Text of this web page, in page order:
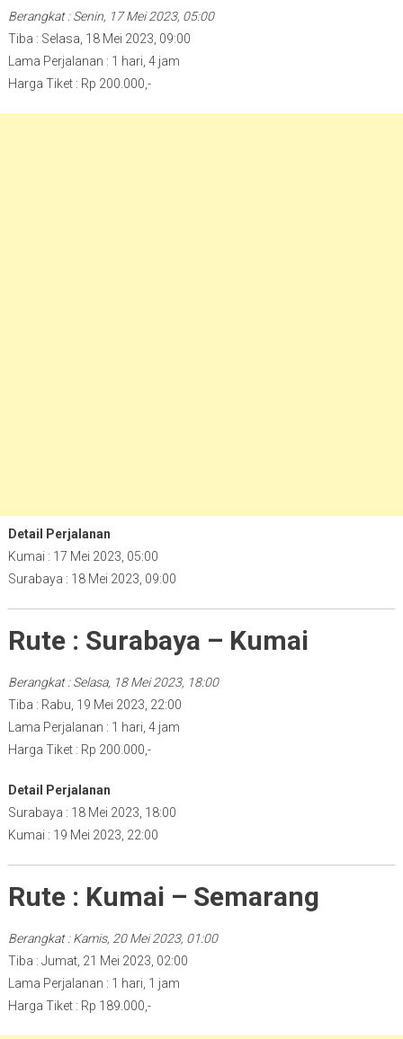
Berangkat : Senin, 17 Mei 2023, 05:00
Tiba : Selasa, 18 Mei 2023, 09:00
Lama Perjalanan : 1 hari, 4 jam
Harga Tiket : Rp 200.000,-
Detail Perjalanan
Kumai : 17 Mei 2023, 05:00
Surabaya : 18 Mei 2023, 09:00
Rute : Surabaya – Kumai
Berangkat : Selasa, 18 Mei 2023, 18:00
Tiba : Rabu, 19 Mei 2023, 22:00
Lama Perjalanan : 1 hari, 4 jam
Harga Tiket : Rp 200.000,-
Detail Perjalanan
Surabaya : 18 Mei 2023, 18:00
Kumai : 19 Mei 2023, 22:00
Rute : Kumai – Semarang
Berangkat : Kamis, 20 Mei 2023, 01:00
Tiba : Jumat, 21 Mei 2023, 02:00
Lama Perjalanan : 1 hari, 1 jam
Harga Tiket : Rp 189.000,-